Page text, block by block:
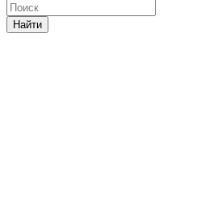
Найти